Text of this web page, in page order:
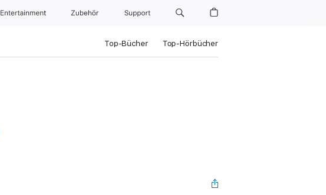
Entertainment Zubehör Support
Top-Bücher Top-Hörbücher